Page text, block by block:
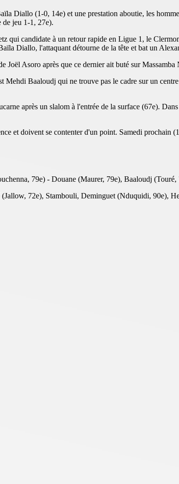
Diallo (1-0, 14e) et une prestation aboutie, les
de jeu 1-1, 27e).
qui candidate à un retour rapide en Ligue 1, le
Diallo, l'attaquant détourne de la tête et bat un
Asoro après que ce dernier ait buté sur Massamba
Mehdi Baaloudj qui ne trouve pas le cadre sur un
après un slalom à l'entrée de la surface (67e).
et doivent se contenter d'un point. Samedi prochain
79e) - Douane (Maurer, 79e), Baaloudj
72e), Stambouli, Deminguet (Nduquidi, 90e),